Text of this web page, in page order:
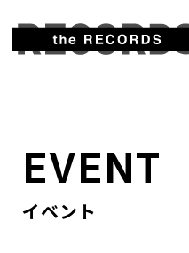
EVENT
イベント